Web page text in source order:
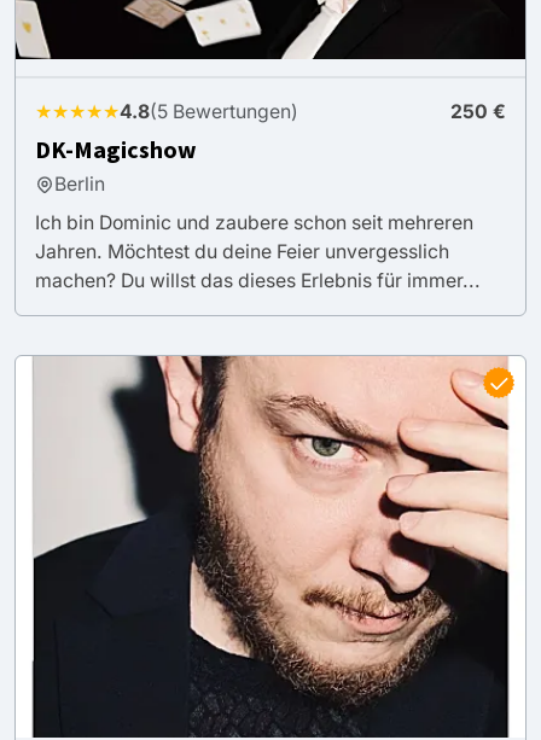
★★★★★4.8(5 Bewertungen) 250 €
DK-Magicshow
Berlin
Ich bin Dominic und zaubere schon seit mehreren
Jahren. Möchtest du deine Feier unvergesslich
machen? Du willst das dieses Erlebnis für immer...